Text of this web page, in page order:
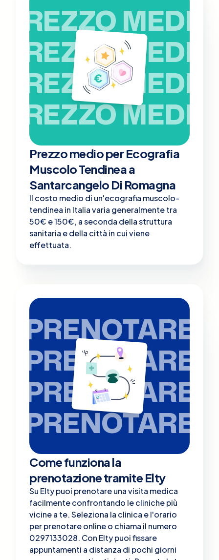
PREZZO MEDIO
PREZZO MEDIO
PREZZO MEDIO
PREZZO MEDIO
Prezzo medio per Ecografia
Muscolo Tendinea a
Santarcangelo Di Romagna
Il costo medio di un'ecografia muscolo-
tendinea in Italia varia generalmente tra
50€ e 150€, a seconda della struttura
sanitaria e della città in cui viene
effettuata.
PRENOTARE
PRENOTARE
PRENOTARE
PRENOTARE
Come funziona la
prenotazione tramite Elty
Su Elty puoi prenotare una visita medica
facilmente confrontando le cliniche più
vicine a te. Seleziona la clinica e l'orario
per prenotare online o chiama il numero
0297133028. Con Elty puoi fissare
appuntamenti a distanza di pochi giorni